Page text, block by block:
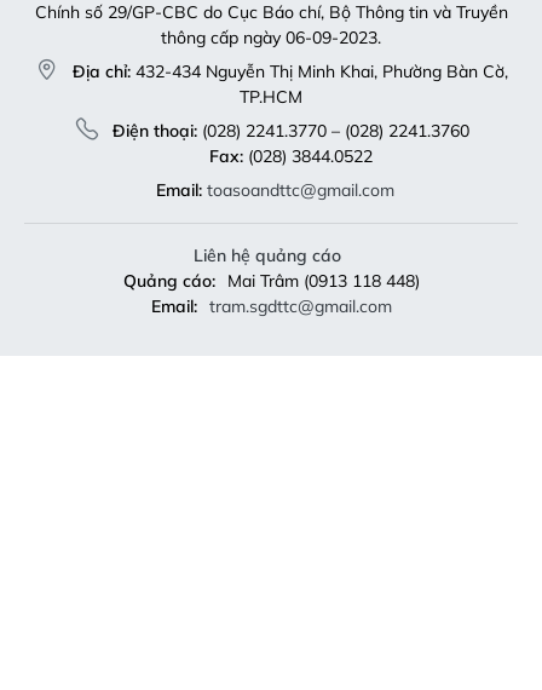
Chính số 29/GP-CBC do Cục Báo chí, Bộ Thông tin và Truyền
thông cấp ngày 06-09-2023.
Địa chỉ: 432-434 Nguyễn Thị Minh Khai, Phường Bàn Cờ,
TP.HCM
Điện thoại:(028) 2241.3770 – (028) 2241.3760
Fax:(028) 3844.0522
Email: toasoandttc@gmail.com
Liên hệ quảng cáo
Quảng cáo:
Mai Trâm (0913 118 448)
Email: tram.sgdttc@gmail.com